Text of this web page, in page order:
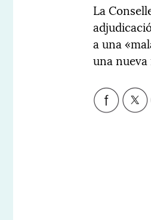
La
a una
una